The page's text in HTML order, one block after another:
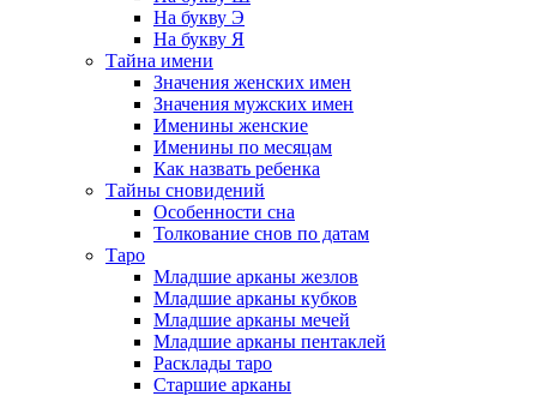
На букву Э
На букву Я
Тайна имени
Значения женских имен
Значения мужских имен
Именины женские
Именины по месяцам
Как назвать ребенка
Тайны сновидений
Особенности сна
Толкование снов по датам
Таро
Младшие арканы жезлов
Младшие арканы кубков
Младшие арканы мечей
Младшие арканы пентаклей
Расклады таро
Старшие арканы